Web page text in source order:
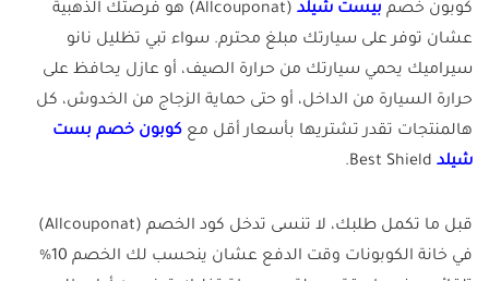
كوبون خصم بيست شيلد
(Allcouponat) هو فرصتك الذهبية
عشان توفر على سيارتك مبلغ محترم. سواء تبي تظليل نانو
سيراميك يحمي سيارتك من حرارة الصيف، أو عازل يحافظ على
حرارة السيارة من الداخل، أو حتى حماية الزجاج من الخدوش، كل
هالمنتجات تقدر تشتريها بأسعار أقل مع كوبون خصم بست
شيلد
قبل ما تكمل طلبك، لا تنسى تدخل كود الخصم (Allcouponat)
في خانة الكوبونات وقت الدفع عشان ينحسب لك الخصم 10%